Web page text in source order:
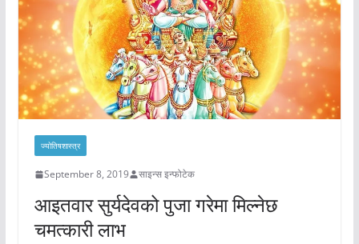
ज्योतिषशास्त्र
September 8, 2019 साइन्स इन्फोटेक
आइतवार सुर्यदेवको पुजा गरेमा मिल्नेछ
चमत्कारी लाभ